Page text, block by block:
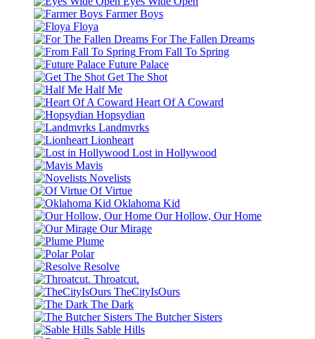
Farmer Boys
Floya
For The Fallen Dreams
From Fall To Spring
Future Palace
Get The Shot
Half Me
Heart Of A Coward
Hopsydian
Landmvrks
Lionheart
Lost in Hollywood
Mavis
Novelists
Of Virtue
Oklahoma Kid
Our Hollow, Our Home
Our Mirage
Plume
Polar
Resolve
Throatcut.
TheCityIsOurs
The Dark
The Butcher Sisters
Sable Hills